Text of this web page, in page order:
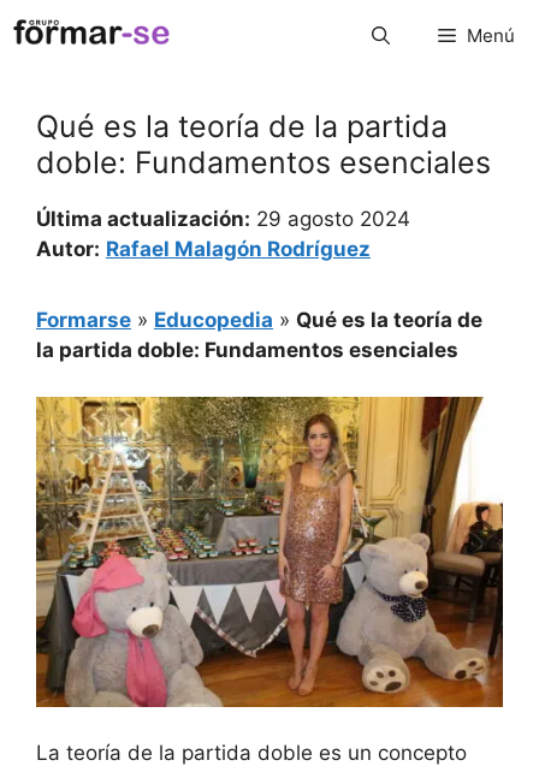
Saltar
al
Menú
Qué es la teoría de la partida
doble: Fundamentos esenciales
Última actualización: 29 agosto 2024
Autor: Rafael Malagón Rodríguez
Formarse » Educopedia » Qué es la teoría de
la partida doble: Fundamentos esenciales
La teoría de la partida doble es un concepto